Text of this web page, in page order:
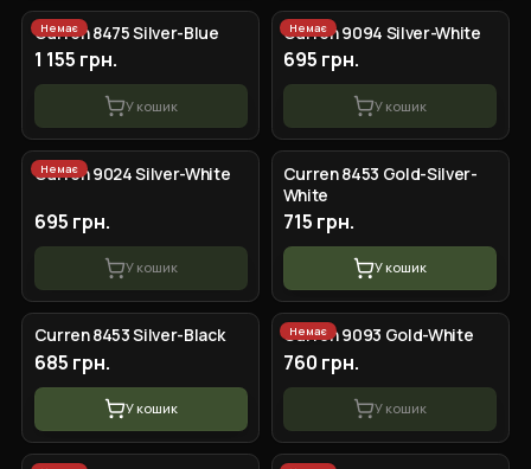
Немає
Сurren 8475 Silver-Blue
1 155 грн.
У кошик
Немає
Сurren 9094 Silver-White
695 грн.
У кошик
Немає
Curren 9024 Silver-White
695 грн.
У кошик
Curren 8453 Gold-Silver-
White
715 грн.
У кошик
Curren 8453 Silver-Black
685 грн.
У кошик
Немає
Curren 9093 Gold-White
760 грн.
У кошик